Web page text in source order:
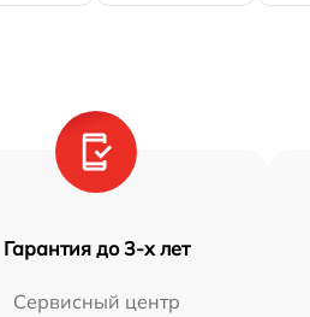
Гарантия до 3-х лет
Сервисный центр